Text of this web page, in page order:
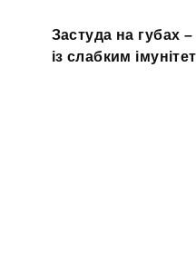
Застуда на губах
із слабким